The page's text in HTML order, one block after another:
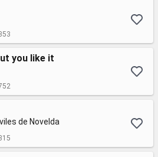
you like it
de Novelda